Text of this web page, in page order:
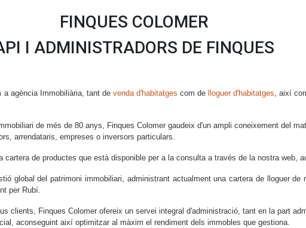
FINQUES COLOMER
I ADMINISTRADORS DE FINQUES
a agència Immobiliària, tant de venda d'habitatges com de lloguer d'habitatges, així
de més de 80 anys, Finques Colomer gaudeix d'un ampli coneixement del
arrendataris, empreses o inversors particulars.
cartera de productes que està disponible per a la consulta a través de la nostra web,
global del patrimoni immobiliari, administrant actualment una cartera de lloguer
per Rubí.
clients, Finques Colomer ofereix un servei integral d'administració, tant en la part
aconseguint així optimitzar al màxim el rendiment dels immobles que gestiona.